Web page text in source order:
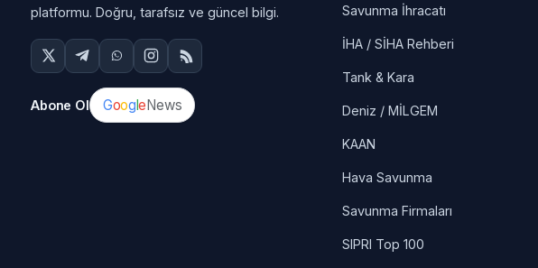
platformu. Doğru, tarafsız ve güncel bilgi.
Abone Ol GoogleNews
Savunma İhracatı
İHA / SİHA Rehberi
Tank & Kara
Deniz / MİLGEM
KAAN
Hava Savunma
Savunma Firmaları
SIPRI Top 100